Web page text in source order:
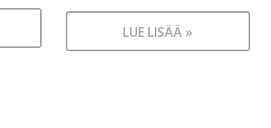
LUE LISÄÄ »